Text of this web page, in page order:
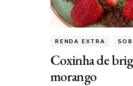
RENDA EXTRA
Coxinha de
morango